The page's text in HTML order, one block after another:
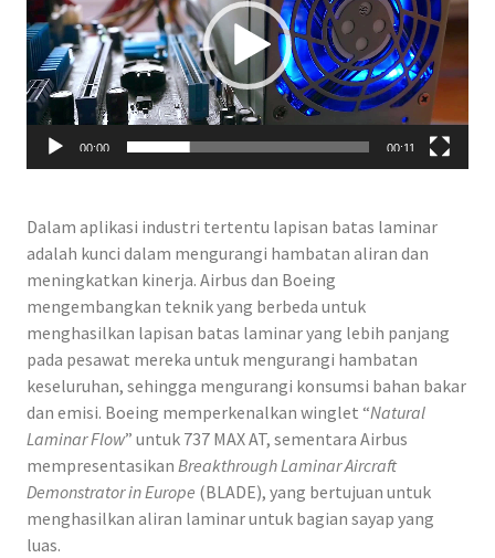
00:00 00:11
Dalam aplikasi industri tertentu lapisan batas laminar
adalah kunci dalam mengurangi hambatan aliran dan
meningkatkan kinerja. Airbus dan Boeing
mengembangkan teknik yang berbeda untuk
menghasilkan lapisan batas laminar yang lebih panjang
pada pesawat mereka untuk mengurangi hambatan
keseluruhan, sehingga mengurangi konsumsi bahan bakar
dan emisi. Boeing memperkenalkan winglet “Natural
Laminar Flow” untuk 737 MAX AT, sementara Airbus
mempresentasikan Breakthrough Laminar Aircraft
Demonstrator in Europe (BLADE), yang bertujuan untuk
menghasilkan aliran laminar untuk bagian sayap yang
luas.